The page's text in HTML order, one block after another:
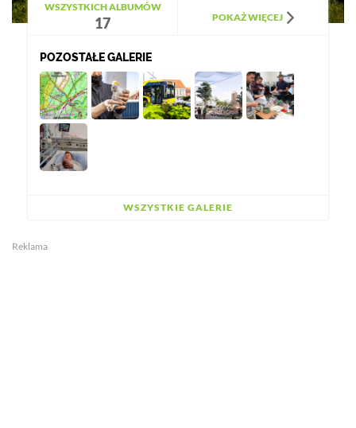
WSZYSTKICH ALBUMÓW
17 POKAŻ WIĘCEJ
POZOSTAŁE GALERIE
WSZYSTKIE GALERIE
Reklama